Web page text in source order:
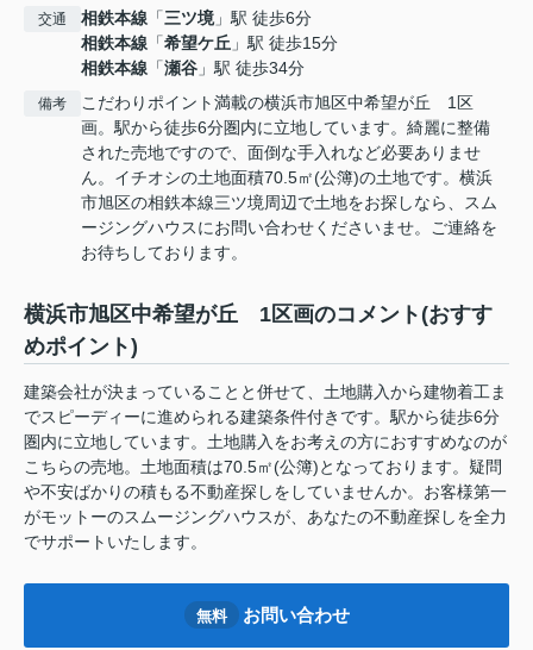
交通 相鉄本線 「三ツ境」駅 徒歩6分
相鉄本線 「希望ケ丘 」駅 徒歩15分
相鉄本線 「瀬谷 」駅 徒歩34分
備考
こだわりポイント満載の横浜市旭区中希望が丘 1区
画。駅から徒歩6分圏内に立地しています。綺麗に整備
された売地ですので、面倒な手入れなど必要ありませ
ん。イチオシの土地面積70.5㎡(公簿)の土地です。横浜
市旭区の相鉄本線三ツ境周辺で土地をお探しなら、スム
ージングハウスにお問い合わせくださいませ。ご連絡を
お待ちしております。
横浜市旭区中希望が丘 1区画のコメント(おすす
めポイント)
建築会社が決まっていることと併せて、土地購入から建物着工ま
でスピーディーに進められる建築条件付きです。駅から徒歩6分
圏内に立地しています。土地購入をお考えの方におすすめなのが
こちらの売地。土地面積は70.5㎡(公簿)となっております。疑問
や不安ばかりの積もる不動産探しをしていませんか。お客様第一
がモットーのスムージングハウスが、あなたの不動産探しを全力
でサポートいたします。
無料 お問い合わせ